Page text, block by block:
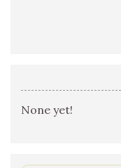
None yet!